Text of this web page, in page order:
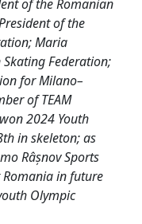
of the Romanian
of the
Maria
Federation;
for Milano–
of TEAM
2024 Youth
in skeleton; as
Râșnov Sports
in future
Olympic